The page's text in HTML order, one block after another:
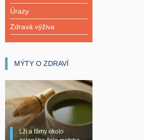
Úrazy
Zdravá výživa
MÝTY O ZDRAVÍ
Lži a fámy okolo